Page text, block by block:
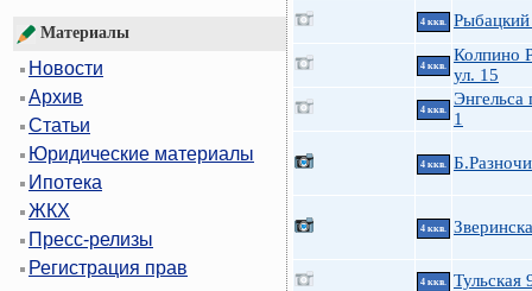
Материалы
Новости
Архив
Статьи
Юридические материалы
Ипотека
ЖКХ
Пресс-релизы
Регистрация прав
4 ккв.
4 ккв.
Колпино
ул. 15
4 ккв.
Энгельса
1
4 ккв.
4 ккв.
4 ккв. Тульская